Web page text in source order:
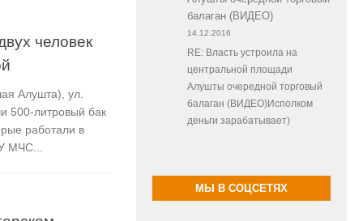
человек
Алушта), ул.
500-литровый бак
работали в
МЧС...
балаган (ВИДЕО)
14.12.2016
RE: Власть устроила на
центральной площади
Алушты очередной торговый
балаган (ВИДЕО)Исполком
деньги зарабатывает)
МЫ В СОЦСЕТЯХ